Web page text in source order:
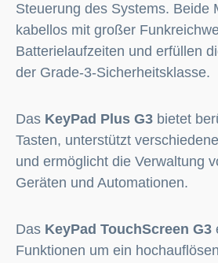
Steuerung des Systems. Beide
kabellos mit großer
Batterielaufzeiten und erfüllen
der Grade-3-Sicherheitsklasse.
Das KeyPad Plus G3 bietet
Tasten, unterstützt
und ermöglicht die Verwaltung
Geräten und Automationen.
Das KeyPad TouchScreen G3
Funktionen um ein